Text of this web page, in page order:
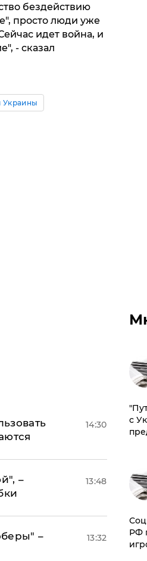
бездействию
просто люди уже
идет война, и
- сказал
Украины
14:30
–
13:48
–
13:32
с
РФ